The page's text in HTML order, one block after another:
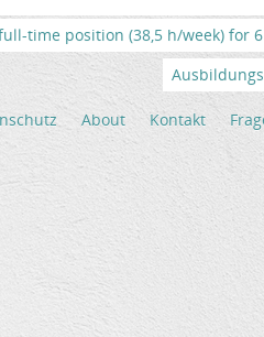
time position (38,5 h/week) for 6
About Kontakt